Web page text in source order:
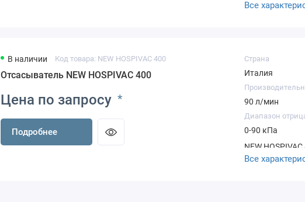
Все
В наличии Код товара: NEW HOSPIVAC 400
Отсасыватель NEW HOSPIVAC 400
Цена по запросу *
Подробнее
Страна
Италия
90 л/мин
Диапазон
0-90 кПа
NEW
Все